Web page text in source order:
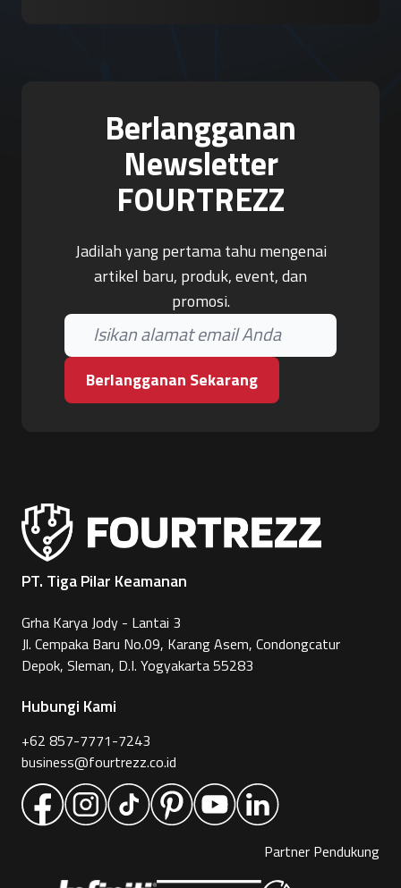
Berlangganan
Newsletter
FOURTREZZ
Jadilah yang pertama tahu mengenai
artikel baru, produk, event, dan
promosi.
Berlangganan Sekarang
PT. Tiga Pilar Keamanan
Grha Karya Jody - Lantai 3
Jl. Cempaka Baru No.09, Karang Asem, Condongcatur
Depok, Sleman, D.I. Yogyakarta 55283
Hubungi Kami
+62 857-7771-7243
business@fourtrezz.co.id
Partner Pendukung